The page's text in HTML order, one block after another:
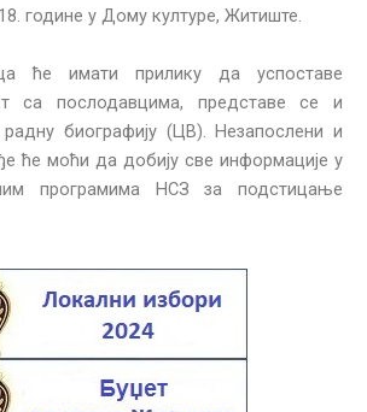
године у Дому културе, Житиште.
ће имати прилику да успоставе
са послодавцима, представе се и
радну биографију (ЦВ). Незапослени и
ће моћи да добију све информације у
програмима НСЗ за подстицање